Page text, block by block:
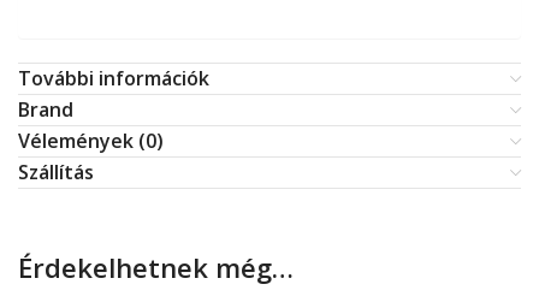
További információk
Brand
Vélemények (0)
Szállítás
Érdekelhetnek még…